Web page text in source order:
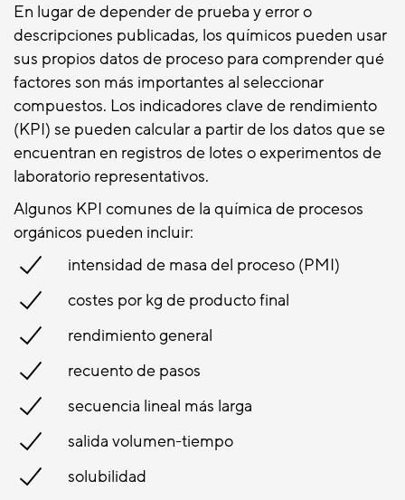
En lugar de depender de prueba y error o
descripciones publicadas, los químicos pueden usar
sus propios datos de proceso para comprender qué
factores son más importantes al seleccionar
compuestos. Los indicadores clave de rendimiento
(KPI) se pueden calcular a partir de los datos que se
encuentran en registros de lotes o experimentos de
laboratorio representativos.
Algunos KPI comunes de la química de procesos
orgánicos pueden incluir:
intensidad de masa del proceso (PMI)
costes por kg de producto final
rendimiento general
recuento de pasos
secuencia lineal más larga
salida volumen-tiempo
solubilidad